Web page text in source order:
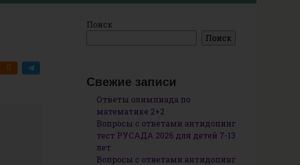
Поиск
Поиск
Свежие записи
Ответы олимпиада по
математике 2+2
Вопросы с ответами антидопинг
тест РУСАДА 2026 для детей 7-13
лет
Вопросы с ответами антидопинг